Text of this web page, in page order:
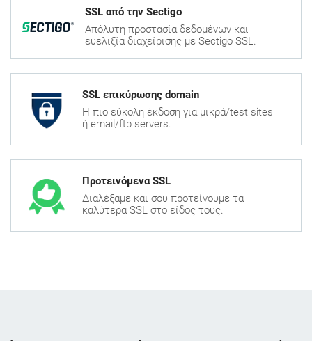
SSL από την Sectigo
Απόλυτη προστασία δεδομένων και
ευελιξία διαχείρισης με Sectigo SSL.
SSL επικύρωσης domain
H πιο εύκολη έκδοση για μικρά/test sites
ή email/ftp servers.
Προτεινόμενα SSL
Διαλέξαμε και σου προτείνουμε τα
καλύτερα SSL στο είδος τους.